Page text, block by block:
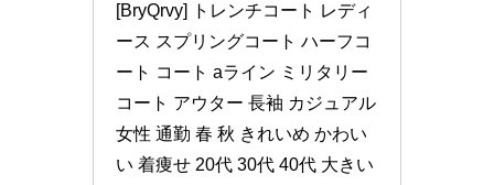
[BryQrvy] トレンチコート レディ
ース スプリングコート ハーフコ
ート コート aライン ミリタリー
コート アウター 長袖 カジュアル
女性 通勤 春 秋 きれいめ かわい
い 着痩せ 20代 30代 40代 大きい